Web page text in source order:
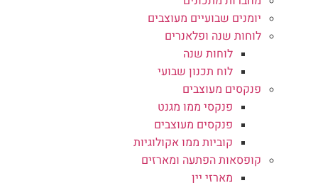
יומנים שבועיים מעוצבים
לוחות שנה ופלאנרים
לוחות שנה
לוח תכנון שבועי
פנקסים מעוצבים
פנקסי ממו מגנט
פנקסים מעוצבים
קוביות ממו אקולוגיות
קופסאות הפתעה ומארזים
מארזי יין